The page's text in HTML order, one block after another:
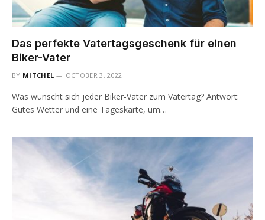
Das perfekte Vatertagsgeschenk für einen
Biker-Vater
BY MITCHEL OCTOBER 3, 2022
Was wünscht sich jeder Biker-Vater zum Vatertag? Antwort:
Gutes Wetter und eine Tageskarte, um…